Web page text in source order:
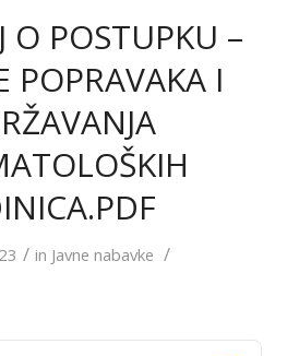
O POSTUPKU –
POPRAVAKA I
/ in Javne nabavke /